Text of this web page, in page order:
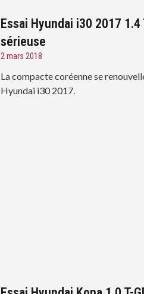
Essai Hyundai i30 2017 1.4
sérieuse
2 mars 2018
La compacte coréenne se
Hyundai i30 2017.